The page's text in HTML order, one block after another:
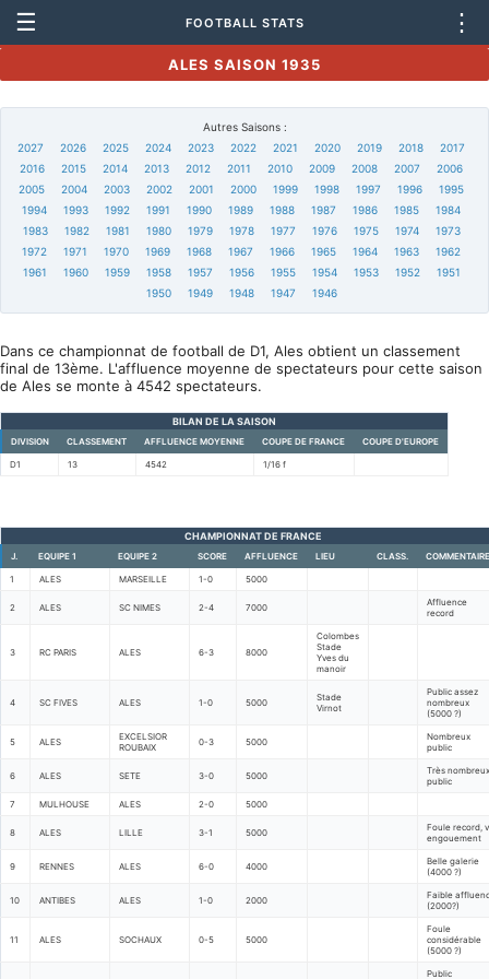
☰ FOOTBALL STATS ⋮
ALES SAISON 1935
Autres Saisons :
2027
2026 2025 2024 2023 2022 2021 2020 2019 2018
2017
2016
2015 2014 2013 2012 2011 2010 2009 2008 2007
2006
2005
2004 2003 2002 2001 2000 1999 1998 1997 1996
1995
1994
1993 1992 1991 1990 1989 1988 1987 1986 1985
1984
1983
1982 1981 1980 1979 1978 1977 1976 1975 1974
1973
1972
1971 1970 1969 1968 1967 1966 1965 1964 1963
1962
1961
1960 1959 1958 1957 1956 1955 1954 1953 1952
1951
1950
1949 1948 1947 1946
Dans ce championnat de football de D1, Ales obtient un classement
final de 13ème. L'affluence moyenne de spectateurs pour cette saison
de Ales se monte à 4542 spectateurs.
BILAN DE LA SAISON
DIVISION CLASSEMENT AFFLUENCE MOYENNE COUPE DE FRANCE COUPE D'EUROPE
D1 13 4542 1/16 f
CHAMPIONNAT DE FRANCE
J. EQUIPE 1 EQUIPE 2 SCORE AFFLUENCE LIEU CLASS.
1 ALES MARSEILLE 1-0 5000
2 ALES SC NIMES 2-4 7000
Affluence
record
3 RC PARIS ALES 6-3 8000
Colombes
Stade
Yves du
manoir
4 SC FIVES ALES 1-0 5000
Stade
Virnot
Public assez
nombreux
(5000 ?)
5 ALES
EXCELSIOR
ROUBAIX
0-3 5000
Nombreux
public
6 ALES SETE 3-0 5000
Très nombreux
public
7 MULHOUSE ALES 2-0 5000
8 ALES LILLE 3-1 5000
Foule record,
engouement
9 RENNES ALES 6-0 4000
Belle galerie
(4000 ?)
10 ANTIBES ALES 1-0 2000
Faible
(2000?)
11 ALES SOCHAUX 0-5 5000
Foule
considérable
(5000 ?)
Public